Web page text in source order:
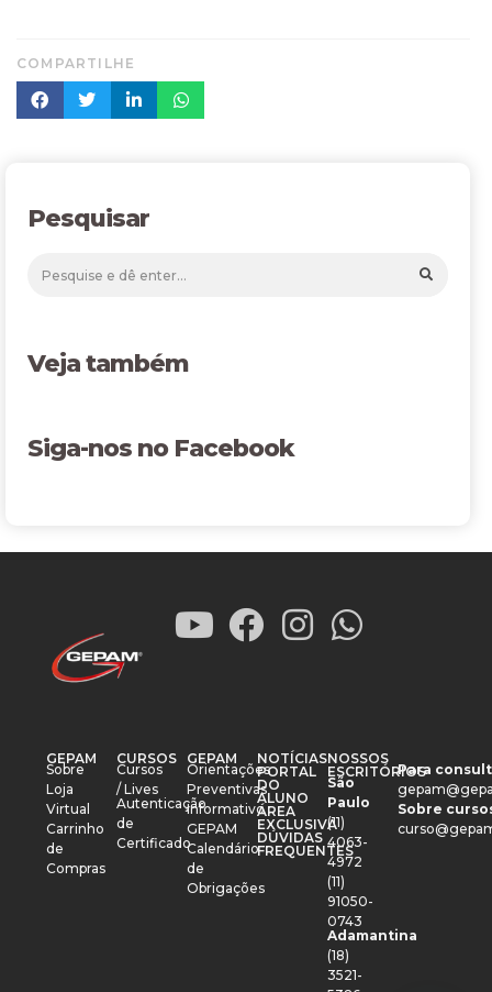
COMPARTILHE
Pesquisar
Veja também
Siga-nos no Facebook
GEPAM
Sobre
Loja
Virtual
Carrinho
de
Compras
CURSOS
Cursos
/ Lives
Autenticação
de
Certificado
GEPAM
Orientações
Preventivas
Informativo
GEPAM
Calendário
de
Obrigações
NOTÍCIAS
PORTAL
DO
ALUNO
ÁREA
EXCLUSIVA
DÚVIDAS
FREQUENTES
NOSSOS
ESCRITÓRIOS
São
Paulo
(11)
4063-
4972
(11)
91050-
0743
Adamantina
(18)
3521-
Para
Sobre